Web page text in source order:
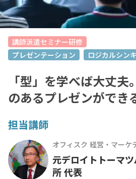
講師派遣セミナー研修
プレゼンテーション
ロジカルシン
「型」を学べば大丈
のあるプレゼンができ
担当講師
オフィスク 経営・マーケ
元デロイトトーマ
所 代表